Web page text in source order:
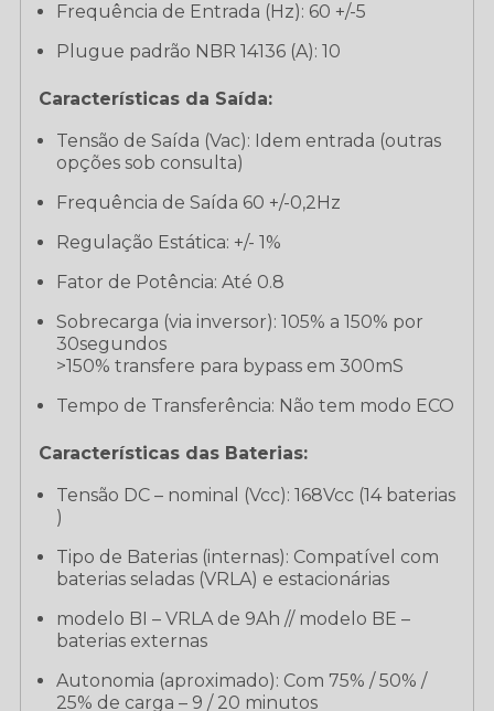
Frequência de Entrada (Hz): 60 +/-5
Plugue padrão NBR 14136 (A): 10
Características da Saída:
Tensão de Saída (Vac): Idem entrada (outras
opções sob consulta)
Frequência de Saída 60 +/-0,2Hz
Regulação Estática: +/- 1%
Fator de Potência: Até 0.8
Sobrecarga (via inversor): 105% a 150% por
30segundos
>150% transfere para bypass em 300mS
Tempo de Transferência: Não tem modo ECO
Características das Baterias:
Tensão DC – nominal (Vcc): 168Vcc (14 baterias
)
Tipo de Baterias (internas): Compatível com
baterias seladas (VRLA) e estacionárias
modelo BI – VRLA de 9Ah // modelo BE –
baterias externas
Autonomia (aproximado): Com 75% / 50% /
25% de carga – 9 / 20 minutos